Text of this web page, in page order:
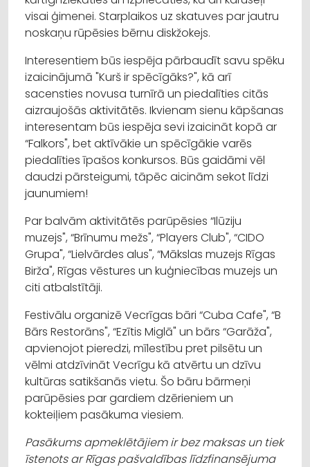
visai ģimenei. Starplaikos uz skatuves par jautru
noskaņu rūpēsies bērnu diskžokejs.
Interesentiem būs iespēja pārbaudīt savu spēku
izaicinājumā "Kurš ir spēcīgāks?", kā arī
sacensties novusa turnīrā un piedalīties citās
aizraujošās aktivitātēs. Ikvienam sienu kāpšanas
interesentam būs iespēja sevi izaicināt kopā ar
“Falkors", bet aktīvākie un spēcīgākie varēs
piedalīties īpašos konkursos. Būs gaidāmi vēl
daudzi pārsteigumi, tāpēc aicinām sekot līdzi
jaunumiem!
Par balvām aktivitātēs parūpēsies “Ilūziju
muzejs", “Brīnumu mežs", “Players Club", “CIDO
Grupa", “Lielvārdes alus", “Mākslas muzejs Rīgas
Birža", Rīgas vēstures un kuģniecības muzejs un
citi atbalstītāji.
Festivālu organizē Vecrīgas bāri “Cuba Cafe", “B
Bārs Restorāns", “Ezītis Miglā" un bārs “Garāža",
apvienojot pieredzi, mīlestību pret pilsētu un
vēlmi atdzīvināt Vecrīgu kā atvērtu un dzīvu
kultūras satikšanās vietu. Šo bāru bārmeņi
parūpēsies par gardiem dzērieniem un
kokteiļiem pasākuma viesiem.
Pasākums apmeklētājiem ir bez maksas un tiek
īstenots ar Rīgas pašvaldības līdzfinansējuma